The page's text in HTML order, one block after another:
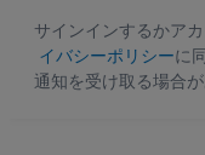
ス
サインインするかア
イバシーポリシーに
通知を受け取る場合